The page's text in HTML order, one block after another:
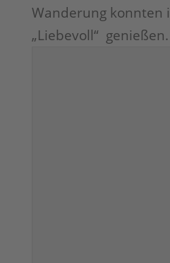
Wanderung konnten
„Liebevoll“ genießen.